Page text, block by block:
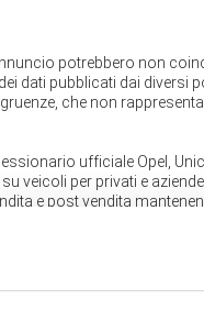
potrebbero non
dati pubblicati dai diversi
che non
ufficiale Opel,
veicoli per privati e
e post vendita